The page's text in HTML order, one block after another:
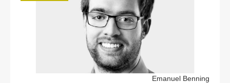
Emanuel Benning